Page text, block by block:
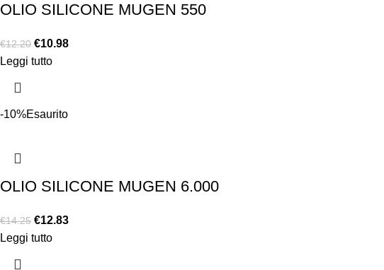
OLIO SILICONE MUGEN 550
€12.20 €10.98
Leggi tutto
-10%Esaurito
OLIO SILICONE MUGEN 6.000
€14.25 €12.83
Leggi tutto